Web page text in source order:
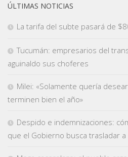
ÚLTIMAS NOTICIAS
La tarifa del subte pasará de
Tucumán: empresarios del
aguinaldo sus choferes
Milei: «Solamente quería
terminen bien el año»
Despido e indemnizaciones:
que el Gobierno busca trasladar a